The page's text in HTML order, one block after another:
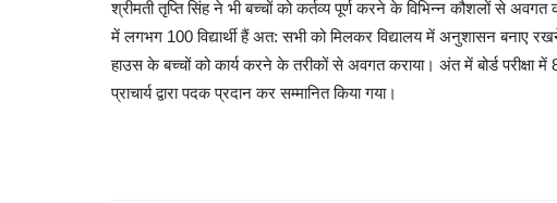
श्रीमती तृप्ति सिंह ने भी बच्चों को कर्तव्य पूर्ण करने के विभिन्न कौशलों से
में लगभग 100 विद्यार्थी हैं अत: सभी को मिलकर विद्यालय में अनुशासन बनाए
हाउस के बच्चों को कार्य करने के तरीकों से अवगत कराया। अंत में बोर्ड
प्राचार्य द्वारा पदक प्रदान कर सम्मानित किया गया।